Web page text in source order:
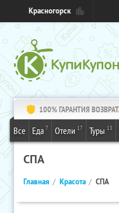
Красногорск
100% ГАРАНТИЯ
Все Еда 7 Отели 17 Туры 13
СПА
Главная Красота СПА